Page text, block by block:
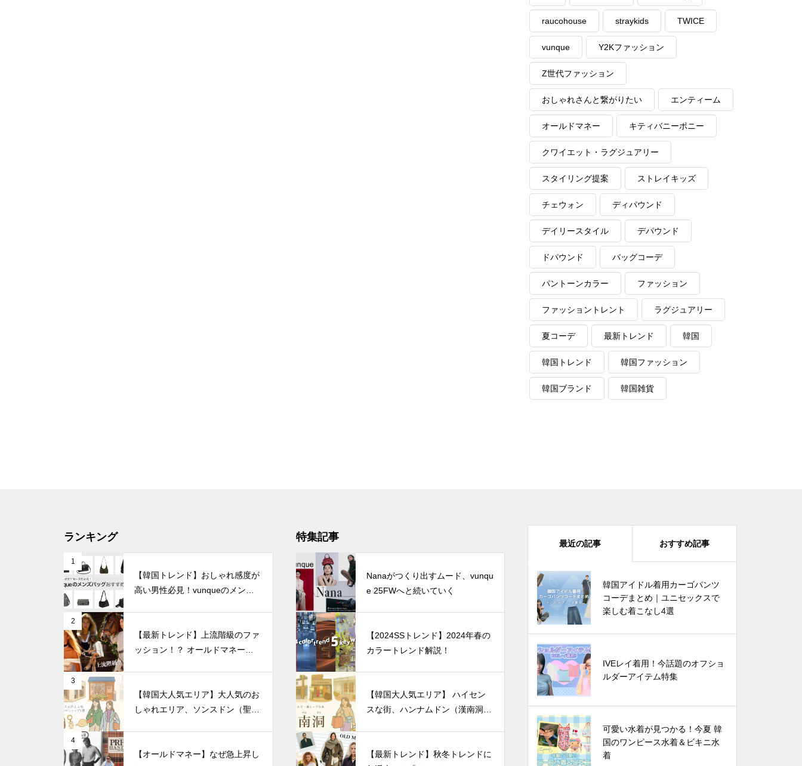
raucohouse straykids TWICE
vunque Y2Kファッション
Z世代ファッション
おしゃれさんと繋がりたい エンティーム
オールドマネー キティバニーポニー
クワイエット・ラグジュアリー
スタイリング提案 ストレイキッズ
チェウォン ディパウンド
デイリースタイル デパウンド
ドパウンド バッグコーデ
パントーンカラー ファッション
ファッショントレント ラグジュアリー
夏コーデ 最新トレンド 韓国
韓国トレンド 韓国ファッション
韓国ブランド 韓国雑貨
ランキング
1
【韓国トレンド】おしゃれ感度が
高い男性必見！vunqueのメンズ
2
【最新トレンド】上流階級のファ
ッション！？ オールドマネール
3
【韓国大人気エリア】大人気のお
しゃれエリア、ソンスドン（聖水
4
【オールドマネー】なぜ急上昇し
特集記事
Nanaがつくり出すムード、vunqu
e 25FWへと続いていく
【2024SSトレンド】2024年春の
カラートレンド解説！
【韓国大人気エリア】 ハイセン
スな街、ハンナムドン（漢南洞）
【最新トレンド】秋冬トレンドに
最近の記事 おすすめ記事
韓国アイドル着用カーゴパンツ
コーデまとめ｜ユニセックスで
楽しむ着こなし4選
IVEレイ着用！今話題のオフショ
ルダーアイテム特集
可愛い水着が見つかる！今夏 韓
国のワンピース水着＆ビキニ水
着
四葉のクローバーで運気爆上が
り? 韓国でバズってるラッキーア
イテム 5選
🌧️この夏真似したいレインブー
ツコーデ
IVEレイ着用！今話題のオフショ
ルダーアイテム特集